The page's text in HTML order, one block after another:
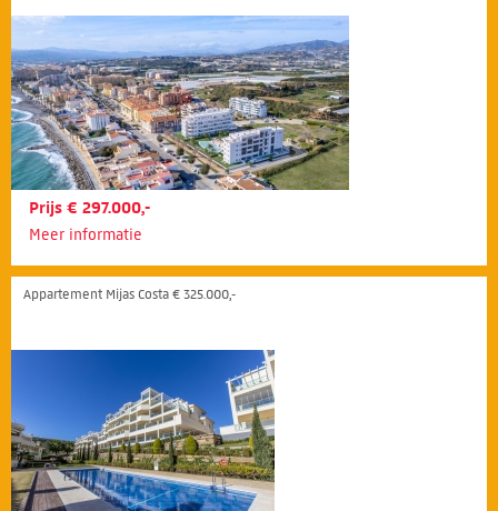
Prijs € 297.000,-
Meer informatie
Appartement Mijas Costa € 325.000,-